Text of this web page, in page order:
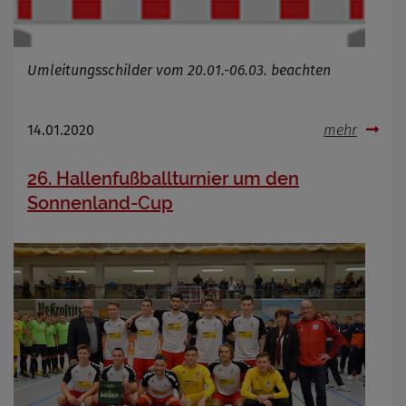
Umleitungsschilder vom 20.01.-06.03. beachten
14.01.2020 mehr
26. Hallenfußballturnier um den
Sonnenland-Cup